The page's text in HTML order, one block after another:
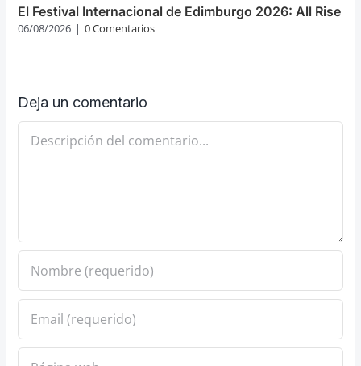
El Festival Internacional de Edimburgo 2026: All Rise
06/08/2026 | 0 Comentarios
Deja un comentario
Comentario